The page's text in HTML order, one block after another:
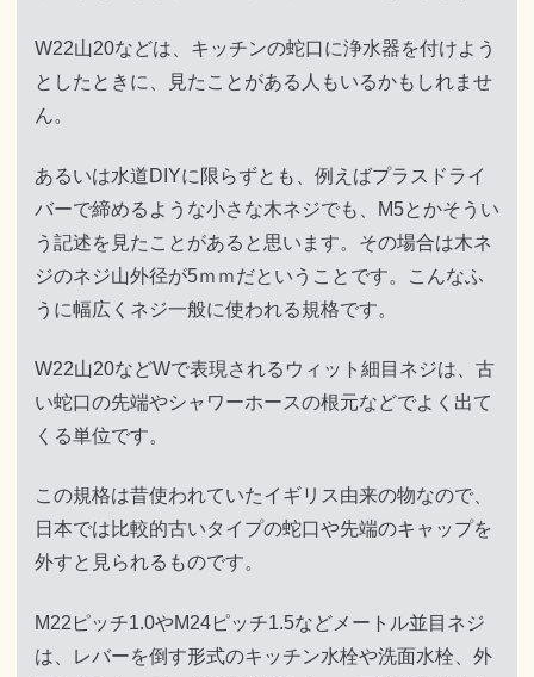
W22山20などは、キッチンの蛇口に浄水器を付けよう
としたときに、見たことがある人もいるかもしれませ
ん。
あるいは水道DIYに限らずとも、例えばプラスドライ
バーで締めるような小さな木ネジでも、M5とかそうい
う記述を見たことがあると思います。その場合は木ネ
ジのネジ山外径が5ｍｍだということです。こんなふ
うに幅広くネジ一般に使われる規格です。
W22山20などWで表現されるウィット細目ネジは、古
い蛇口の先端やシャワーホースの根元などでよく出て
くる単位です。
この規格は昔使われていたイギリス由来の物なので、
日本では比較的古いタイプの蛇口や先端のキャップを
外すと見られるものです。
M22ピッチ1.0やM24ピッチ1.5などメートル並目ネジ
は、レバーを倒す形式のキッチン水栓や洗面水栓、外